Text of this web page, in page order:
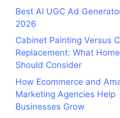
Best AI UGC Ad
2026
Cabinet Painting Versus
Replacement: What
Should Consider
How Ecommerce and
Marketing Agencies Help
Businesses Grow